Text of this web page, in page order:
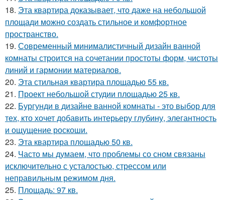
18. Эта квартира доказывает, что даже на небольшой
площади можно создать стильное и комфортное
пространство.
19. Современный минималистичный дизайн ванной
комнаты строится на сочетании простоты форм, чистоты
линий и гармонии материалов.
20. Эта стильная квартира площадью 55 кв.
21. Проект небольшой студии площадью 25 кв.
22. Бургунди в дизайне ванной комнаты - это выбор для
тех, кто хочет добавить интерьеру глубину, элегантность
и ощущение роскоши.
23. Эта квартира площадью 50 кв.
24. Часто мы думаем, что проблемы со сном связаны
исключительно с усталостью, стрессом или
неправильным режимом дня.
25. Площадь: 97 кв.